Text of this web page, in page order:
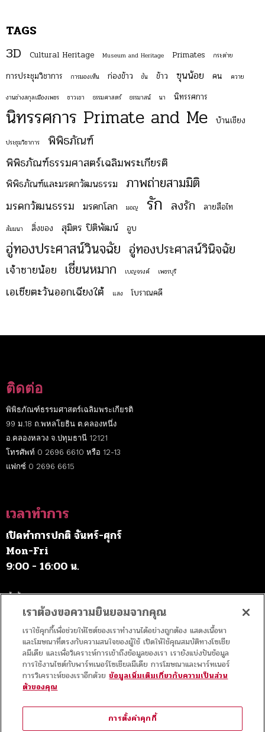
TAGS
3D Cultural Heritage Museum and Heritage Primates กระต่าย
การประชุมวิชาการ การมองเห็น ก่องข้าว ขัน ข้าว ฃุนน้อย คน ควาย
งานช่างสกุลเมืองเพชร ชาวเขา ธรรมศาสตร์ ธรรมาสน์ นา นิทรรศการ
นิทรรศการ Primate and Me บ้านเชียง
ประชุมวิชาการ พิพิธภัณฑ์
พิพิธภัณฑ์ธรรมศาสตร์เฉลิมพระเกียรติ
พิพิธภัณฑ์และมรดกวัฒนธรรม ภาพถ่ายสามมิติ
มรดกวัฒนธรรม มรดกโลก มอญ รัก ลงรัก ลายสือไท
สัมมนา สิ่งของ สุมิตร ปิติพัฒน์ อูบ
อู่ทองประศาสน์วินจฉัย อู่ทองประศาสน์วินิจฉัย
เจ้าชายน้อย เชี่ยนหมาก เบญจรงค์ เพชรบุรี
เอเชียตะวันออกเฉียงใต้ แสง โบราณคดี
ติดต่อ
พิพิธภัณฑ์ธรรมศาสตร์เฉลิมพระเกียรติ
99 ม.18 ถ.พหลโยธิน ต.คลองหนึ่ง
อ.คลองหลวง จ.ปทุมธานี 12121
โทรศัพท์ 0 2696 6610 หรือ 12-13
แฟกซ์ 0 2696 6615
เวลาทำการ
เปิดทำการปกติ จันทร์-ศุกร์
Mon-Fri
9:00 - 16:00 น.
เว้นวันหยุดราชการ
ค่าบริการ
เข้าชมฟรี
สัญญาอนุญาต
เราต้องขอความยินยอมจากคุณ
เราใช้คุกกี้เพื่อช่วยให้ไซต์ของเราทำงานได้อย่างถูกต้อง แสดงเนื้อหา
และโฆษณาที่ตรงกับความสนใจของผู้ใช้ เปิดให้ใช้คุณสมบัติทางโซเชีย
ลมีเดีย และเพื่อวิเคราะห์การเข้าถึงข้อมูลของเรา เรายังแบ่งปันข้อมูล
การใช้งานไซต์กับพาร์ทเนอร์โซเชียลมีเดีย การโฆษณาและพาร์ทเนอร์
การวิเคราะห์ของเราอีกด้วย ข้อมูลเพิ่มเติมเกี่ยวกับความเป็นส่วน
ตัวของคุณ
การตั้งค่าคุกกี้